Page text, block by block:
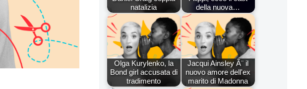
natalizia
della nuova…
Olga Kurylenko, la
Bond girl accusata di
tradimento
Jacqui Ainsley Ã¨ il
nuovo amore dell'ex
marito di Madonna